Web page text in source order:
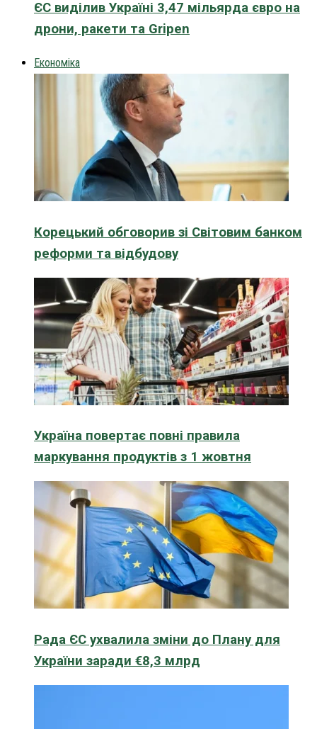
ЄС виділив Україні 3,47 мільярда євро на
дрони, ракети та Gripen
Економіка
Корецький обговорив зі Світовим банком
реформи та відбудову
Україна повертає повні правила
маркування продуктів з 1 жовтня
Рада ЄС ухвалила зміни до Плану для
України заради €8,3 млрд